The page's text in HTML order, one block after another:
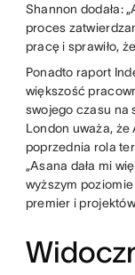
Shannon dodała:
proces
pracę i sprawiło,
Ponadto raport
większość
swojego czasu na
London uważa, że
poprzednia rola
„Asana dała mi
wyższym
premier i